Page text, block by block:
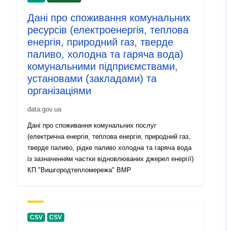
Дані про споживання комунальних
ресурсів (електроенергія, теплова
енергія, природний газ, тверде
паливо, холодна та гаряча вода)
комунальними підприємствами,
установами (закладами) та
організаціями
data.gov.ua
Дані про споживання комунальних послуг
(електрична енергія, теплова енергія, природний газ,
тверде паливо, рідке паливо холодна та гаряча вода
із зазначенням частки відновлюваних джерел енергії)
КП "Вишгородтепломережа" ВМР
CSV CSV